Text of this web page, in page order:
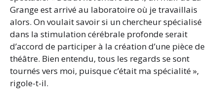
Grange est arrivé au laboratoire où je travaillais
alors. On voulait savoir si un chercheur spécialisé
dans la stimulation cérébrale profonde serait
d’accord de participer à la création d’une pièce de
théâtre. Bien entendu, tous les regards se sont
tournés vers moi, puisque c’était ma spécialité »,
rigole-t-il.